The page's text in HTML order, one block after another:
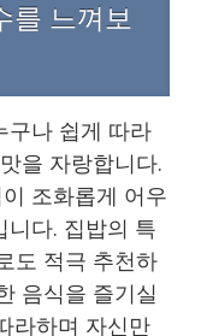
를 느껴보
구나 쉽게 따라
을 자랑합니다.
조화롭게 어우
니다. 집밥의 특
도 적극 추천하
음식을 즐기실
라하며 자신만